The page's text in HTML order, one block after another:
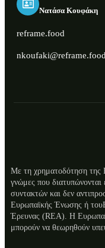
Νατάσα Κουφάκη
reframe.food
nkoufaki@reframe.food
Με τη χρηματοδότηση της
γνώμες που διατυπώνονται
συντακτών και δεν
Ευρωπαϊκής Ένωσης ή
Έρευνας (REA). Η
μπορούν να θεωρηθούν